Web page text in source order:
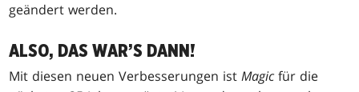
geändert werden.
ALSO, DAS WAR’S DANN!
Mit diesen neuen Verbesserungen istMagic für die